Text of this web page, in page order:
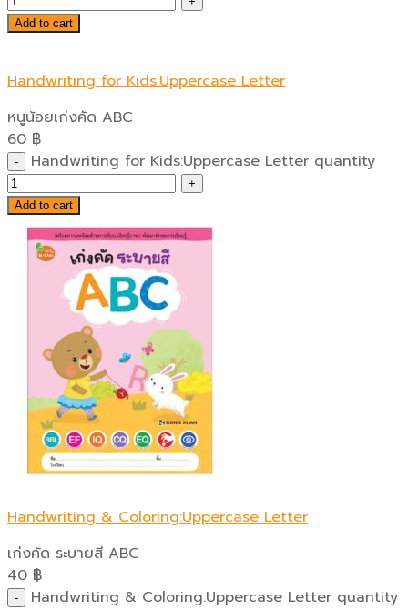
Add to cart
Handwriting for Kids:Uppercase Letter
หนูน้อยเก่งคัด ABC
60 ฿
Handwriting for Kids:Uppercase Letter quantity
Add to cart
Handwriting & Coloring:Uppercase Letter
เก่งคัด ระบายสี ABC
40 ฿
Handwriting & Coloring:Uppercase Letter quantity